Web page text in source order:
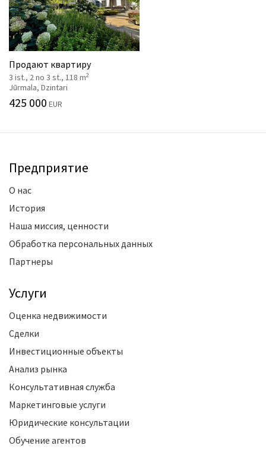
Продают квартиру
3 ist., 2 no 3 st., 118 m2
Jūrmala, Dzintari
425 000 EUR
Предприятие
О нас
История
Наша миссия, ценности
Обработка персональных данных
Партнеры
Услуги
Оценка недвижимости
Сделки
Инвестиционные объекты
Анализ рынка
Консультативная служба
Маркетинговые услуги
Юридические консультации
Обучение агентов